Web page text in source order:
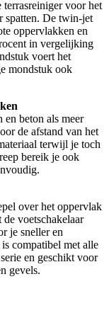
voor het
spatten. De twin-jet
oppervlakken en
in vergelijking
voert het
mondstuk ook
en beton als meer
de afstand van het
terwijl je toch
bereik je ook
over het oppervlak
voetschakelaar
je sneller en
compatibel met alle
en geschikt voor
gevels.